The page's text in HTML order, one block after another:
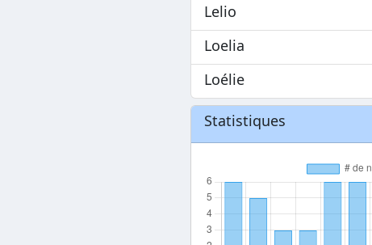
Lelio
Loelia
Loélie
Statistiques